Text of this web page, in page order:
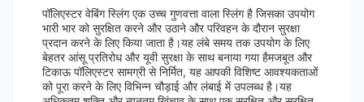
पॉलिएस्टर वेबिंग स्लिंग एक उच्च गुणवत्ता वाला स्लिंग है जिसका उपयोग
भारी भार को सुरक्षित करने और उठाने और परिवहन के दौरान सुरक्षा
प्रदान करने के लिए किया जाता है।यह लंबे समय तक उपयोग के लिए
बेहतर आंसू प्रतिरोध और यूवी सुरक्षा के साथ बनाया गया हैमजबूत और
टिकाऊ पॉलिएस्टर सामग्री से निर्मित, यह आपकी विशिष्ट आवश्यकताओं
को पूरा करने के लिए विभिन्न चौड़ाई और लंबाई में उपलब्ध है।यह